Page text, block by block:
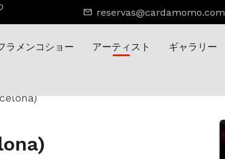
reservas@cardamomo.com
ラメンコショー アーティスト ギャラリー